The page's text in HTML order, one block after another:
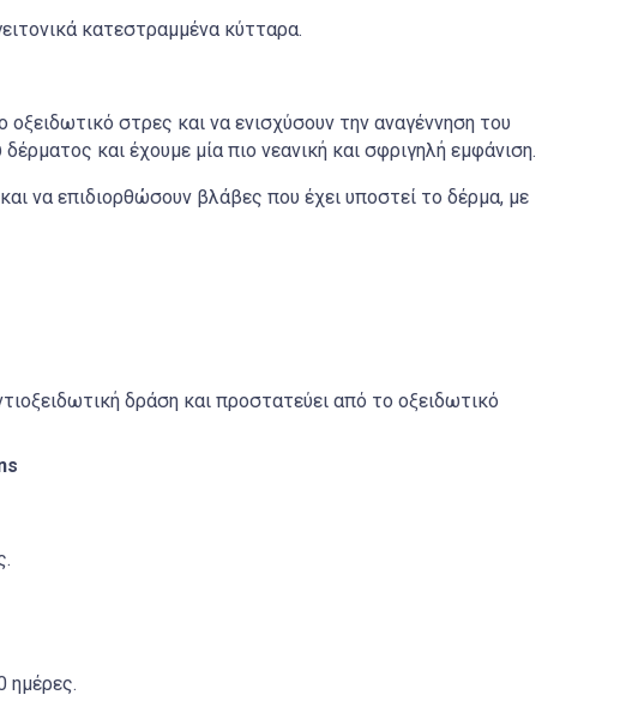
κατεστραμμένα κύτταρα.
στρες και να ενισχύσουν την αναγέννηση του
και έχουμε μία πιο νεανική και σφριγηλή εμφάνιση.
να επιδιορθώσουν βλάβες που έχει υποστεί το δέρμα, με
δράση και προστατεύει από το οξειδωτικό
ημέρες.